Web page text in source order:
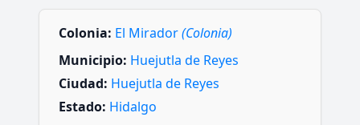
Colonia: El Mirador(Colonia)
Municipio: Huejutla de Reyes
Ciudad: Huejutla de Reyes
Estado: Hidalgo